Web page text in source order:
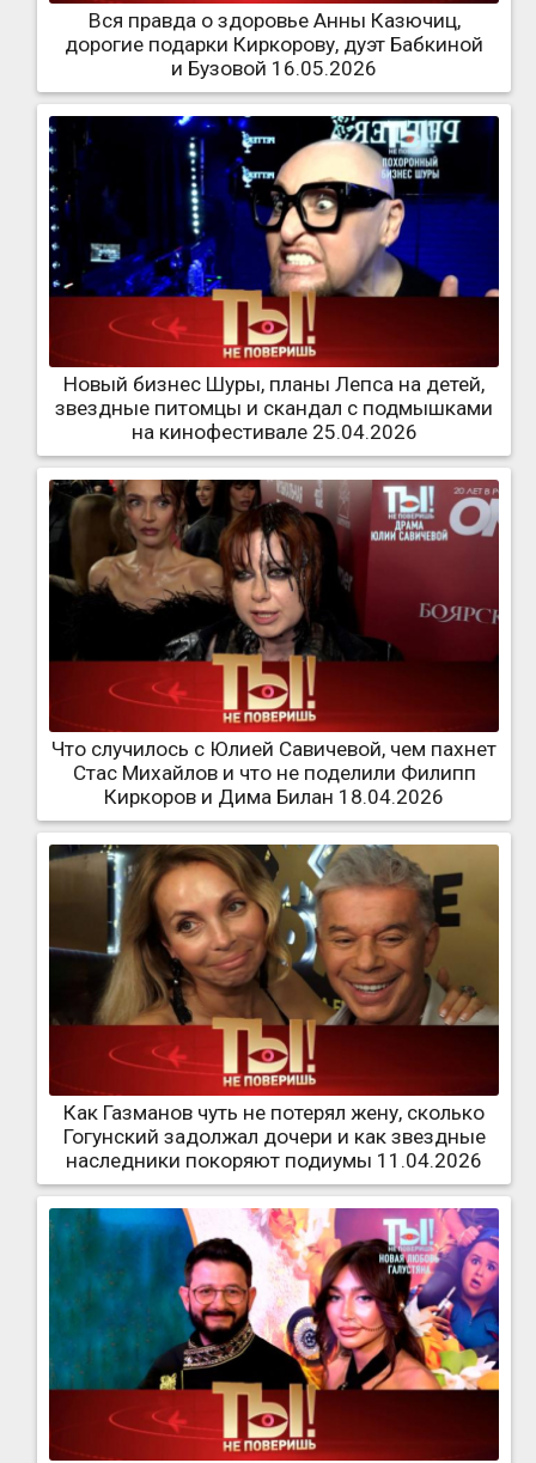
Вся правда о здоровье Анны Казючиц,
дорогие подарки Киркорову, дуэт Бабкиной
и Бузовой 16.05.2026
Новый бизнес Шуры, планы Лепса на детей,
звездные питомцы и скандал с подмышками
на кинофестивале 25.04.2026
Что случилось с Юлией Савичевой, чем пахнет
Стас Михайлов и что не поделили Филипп
Киркоров и Дима Билан 18.04.2026
Как Газманов чуть не потерял жену, сколько
Гогунский задолжал дочери и как звездные
наследники покоряют подиумы 11.04.2026